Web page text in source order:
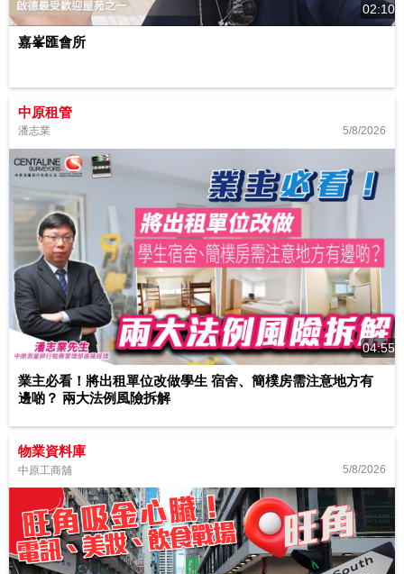
02:10
嘉峯匯會所
中原租管
潘志業 5/8/2026
04:55
業主必看！將出租單位改做學生 宿舍、簡樸房需注意地方有
邊啲？ 兩大法例風險拆解
物業資料庫
中原工商舖 5/8/2026